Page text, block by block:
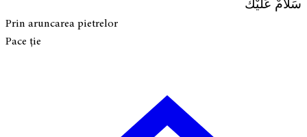
سَلَامْ عَلَيْكَ
Prin aruncarea pietrelor
Pace ție